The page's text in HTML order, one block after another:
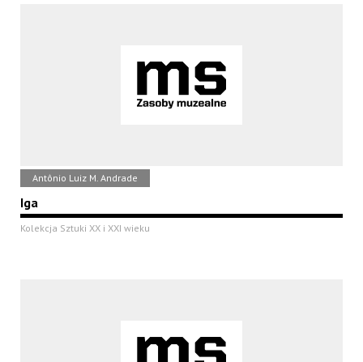
Antônio Luiz M. Andrade
Iga
Kolekcja Sztuki XX i XXI wieku